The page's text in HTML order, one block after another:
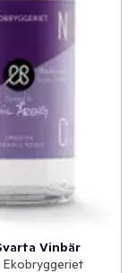
Vinbär